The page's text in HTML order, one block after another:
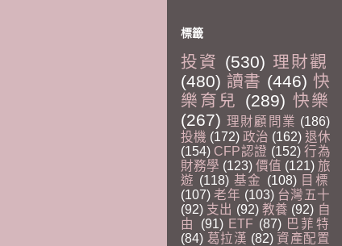
標籤
投資 (530) 理財觀
(480) 讀書 (446) 快
樂育兒
(289) 快樂
(267) 理財顧問業 (186)
投機 (172) 政治 (162) 退休
(154) CFP認證 (152) 行為
財務學 (123) 價值 (121) 旅
遊 (118) 基金 (108) 目標
(107) 老年 (103) 台灣五十
(92) 支出 (92) 教養 (92) 自
由
(91) ETF (87) 巴菲特
(84) 葛拉漢 (82) 資產配置